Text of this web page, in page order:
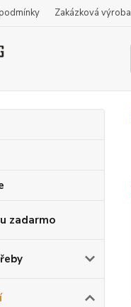
Zakázková výroba
zadarmo